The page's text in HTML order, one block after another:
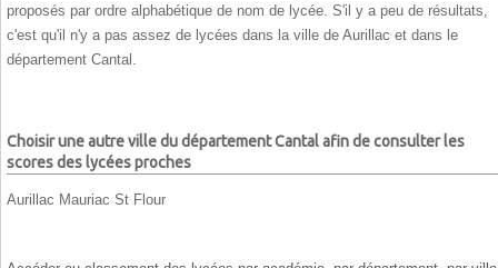
proposés par ordre alphabétique de nom de lycée. S'il y a peu de résultats,
c'est qu'il n'y a pas assez de lycées dans la ville de Aurillac et dans le
département Cantal.
Choisir une autre ville du département Cantal afin de consulter les
scores des lycées proches
Aurillac Mauriac St Flour